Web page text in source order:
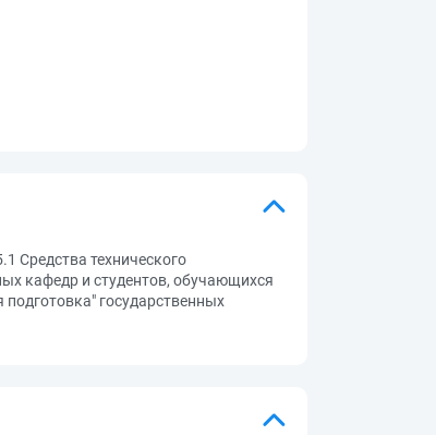
Средства технического
кафедр и студентов, обучающихся
государственных